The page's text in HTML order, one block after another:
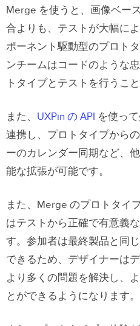
Merge を使うと、画像ベー
合よりも、テストが大幅に
ポーネント駆動型のプロト
ンチームはコードのような
トタイプとテストを行うこ
また、 UXPin の API を使っ
連携し、プロトタイプから
ーのカレンダー同期など、
能な拡張が可能です。
また、Merge のプロトタイ
はテストから正確で有意義
す。参加者は最終製品と同
できるため、デザイナーは
より多くの問題を解決し、
とができるようになります。